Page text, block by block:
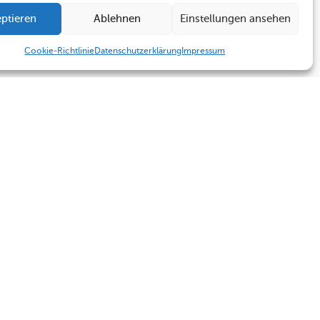
Ablehnen Einstellungen ansehen
Cookie-RichtlinieDatenschutzerklärung Impressum